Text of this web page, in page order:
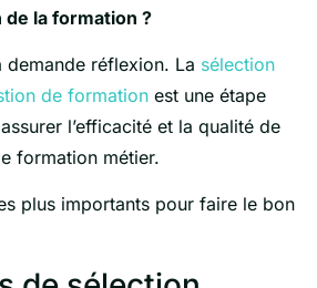
la formation ?
demande réflexion. La sélection
de formation est une étape
l’efficacité et la qualité de
formation métier.
plus importants pour faire le bon